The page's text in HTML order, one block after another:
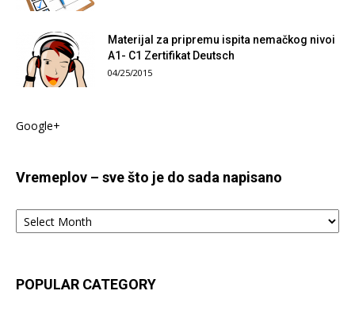
Materijal za pripremu ispita nemačkog nivoi
A1- C1 Zertifikat Deutsch
04/25/2015
Google+
Vremeplov – sve što je do sada napisano
Vremeplov
do
POPULAR CATEGORY